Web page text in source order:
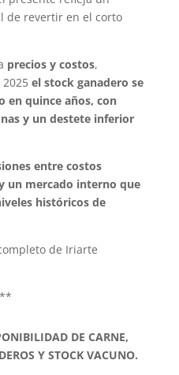
de revertir en el corto
precios y costos,
el stock ganadero se
en quince años, con
y un destete inferior
entre costos
un mercado interno que
históricos de
de Iriarte
DE CARNE,
Y STOCK VACUNO.